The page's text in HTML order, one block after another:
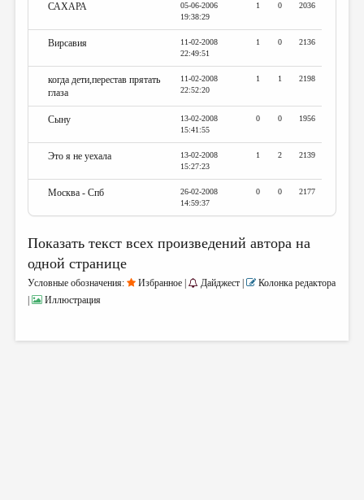
САХАРА
05-06-2006
19:38:29
1 0 2036
Вирсавия
11-02-2008
22:49:51
1 0 2136
когда дети,перестав прятать
глаза
11-02-2008
22:52:20
1 1 2198
Сыну
13-02-2008
15:41:55
0 0 1956
Это я не уехала
13-02-2008
15:27:23
1 2 2139
Москва - Спб
26-02-2008
14:59:37
0 0 2177
Показать текст всех произведений автора на
одной странице
Условные обозначения: Избранное | Дайджест |
Колонка редактора
Иллюстрация